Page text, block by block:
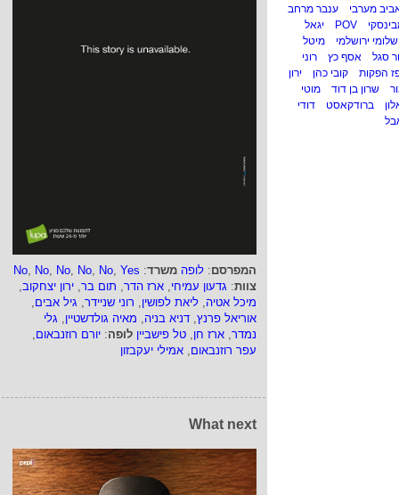
המפרסם: לופה משרד:
No, No, No, No, No, Yes
צוות: גדעון עמיחי, ארז הדר, תום בר, ירון יצחקוב,
מיכל אטיה, ליאת לפושין, רוני שניידר, גיל אבים,
אוריאל פרנץ, דניא בניה, מאיה גולדשטיין, גלי
נמדר, ארז חן, טל פישביין לופה: יורם רוזנבאום,
עפר רוזנבאום, אמילי יעקבזון
What next
מערבי
ענבר מרחב
POV
יגאל
שלומי ירושלמי
מיטל
סגל
אסף כץ
רוני
הפקות
קובי כהן
ירון
שרון בן דוד
מוטי
ברודקאסט
דודי